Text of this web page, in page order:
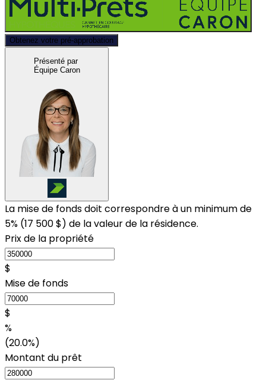
Obtenez votre pré-approbation
Présenté par
Équipe Caron
La mise de fonds doit correspondre à un minimum de
5% (17 500 $) de la valeur de la résidence.
Prix de la propriété
$
Mise de fonds
$
%
(20.0%)
Montant du prêt